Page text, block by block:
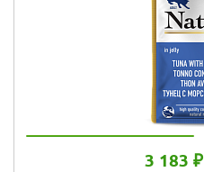
3 183 ₽